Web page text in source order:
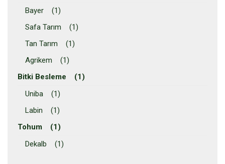
Bayer (1)
Safa Tarım (1)
Tan Tarım (1)
Agrikem (1)
Bitki Besleme (1)
Uniba (1)
Labin (1)
Tohum (1)
Dekalb (1)